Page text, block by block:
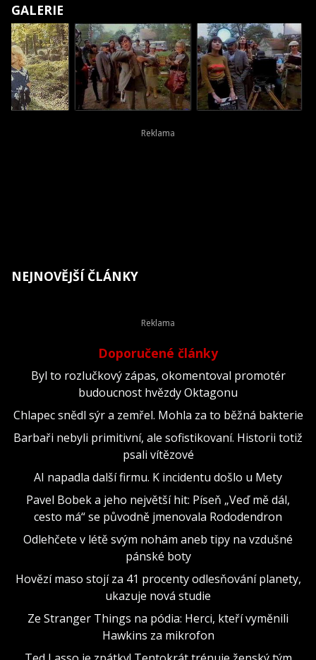
GALERIE
NEJNOVĚJŠÍ ČLÁNKY
Doporučené články
Byl to rozlučkový zápas, okomentoval promotér
budoucnost hvězdy Oktagonu
Chlapec snědl sýr a zemřel. Mohla za to běžná bakterie
Barbaři nebyli primitivní, ale sofistikovaní. Historii totiž
psali vítězové
AI napadla další firmu. K incidentu došlo u Mety
Pavel Bobek a jeho největší hit: Píseň „Veď mě dál,
cesto má“ se původně jmenovala Rododendron
Odlehčete v létě svým nohám aneb tipy na vzdušné
pánské boty
Hovězí maso stojí za 41 procenty odlesňování planety,
ukazuje nová studie
Ze Stranger Things na pódia: Herci, kteří vyměnili
Hawkins za mikrofon